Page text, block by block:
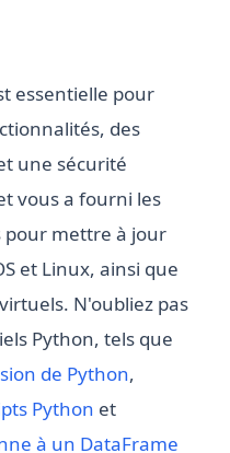
essentielle pour
des
une sécurité
vous a fourni les
pour mettre à jour
et Linux, ainsi que
N'oubliez pas
Python, tels que
de Python,
Python et
à un DataFrame